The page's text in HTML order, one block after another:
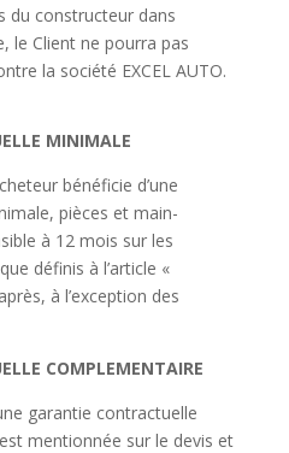
du constructeur dans
le Client ne pourra pas
la société EXCEL AUTO.
MINIMALE
bénéficie d’une
pièces et main-
à 12 mois sur les
définis à l’article «
à l’exception des
COMPLEMENTAIRE
garantie contractuelle
mentionnée sur le devis et